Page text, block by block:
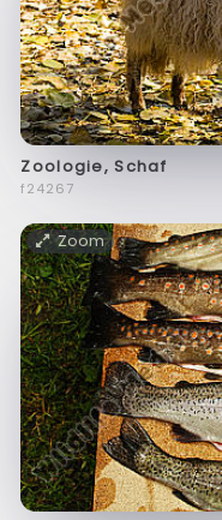
Zoologie, Schaf
f24267
Zoom